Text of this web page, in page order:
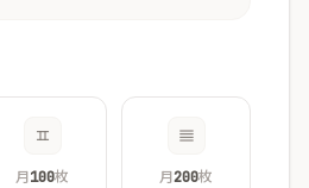
月100枚 月200枚